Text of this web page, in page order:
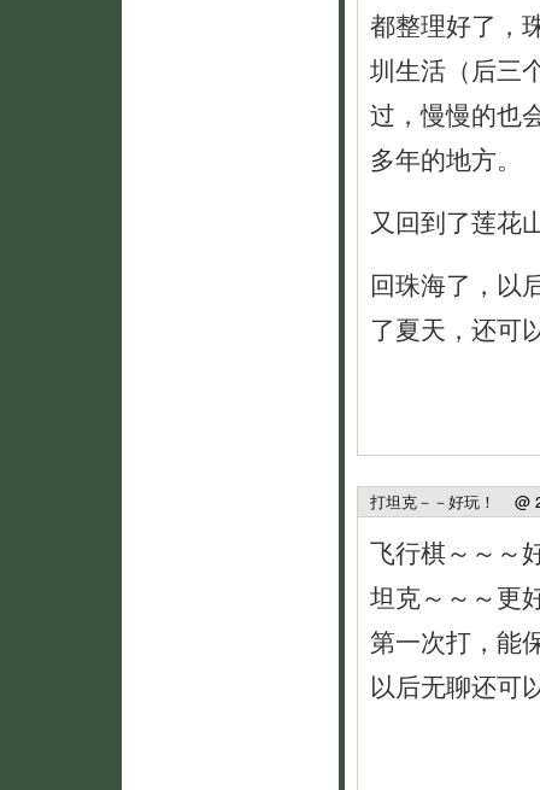
都整理好了，
圳生活（后三
过，慢慢的也
多年的地方。
又回到了莲花
回珠海了，以
了夏天，还可
打坦克－－好玩！ @
飞行棋～～～
坦克～～～更
第一次打，能
以后无聊还可